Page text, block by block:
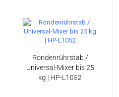
Rondenrührstab /
Universal-Mixer bis 25
kg | HP-L1052